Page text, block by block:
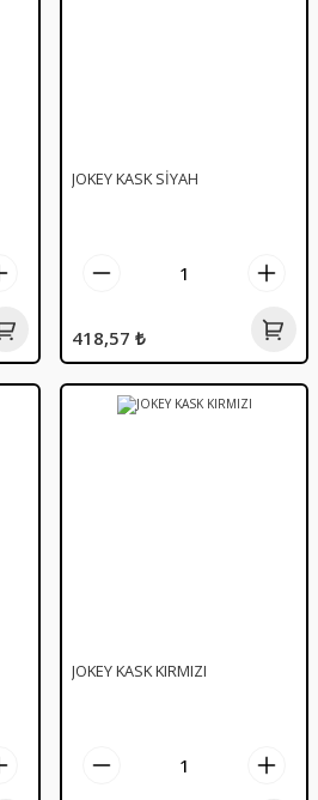
JOKEY KASK SİYAH
418,57 ₺
JOKEY KASK KIRMIZI